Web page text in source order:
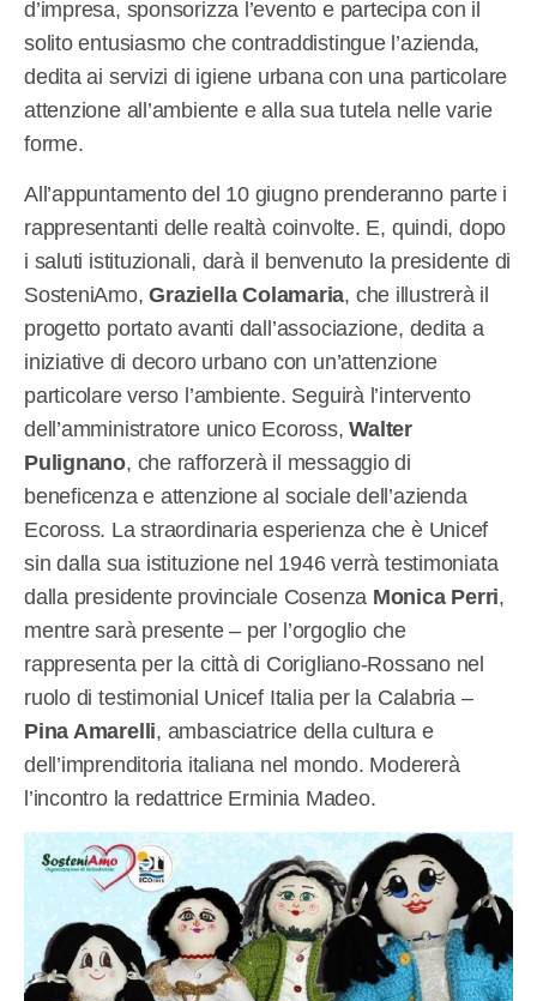
d’impresa, sponsorizza l’evento e partecipa con il
solito entusiasmo che contraddistingue l’azienda,
dedita ai servizi di igiene urbana con una particolare
attenzione all’ambiente e alla sua tutela nelle varie
forme.
All’appuntamento del 10 giugno prenderanno parte i
rappresentanti delle realtà coinvolte. E, quindi, dopo
i saluti istituzionali, darà il benvenuto la presidente di
SosteniAmo,Graziella Colamaria, che illustrerà il
progetto portato avanti dall’associazione, dedita a
iniziative di decoro urbano con un’attenzione
particolare verso l’ambiente. Seguirà l’intervento
dell’amministratore unico Ecoross,Walter
Pulignano, che rafforzerà il messaggio di
beneficenza e attenzione al sociale dell’azienda
Ecoross. La straordinaria esperienza che è Unicef
sin dalla sua istituzione nel 1946 verrà testimoniata
dalla presidente provinciale Cosenza Monica Perri,
mentre sarà presente ‒ per l’orgoglio che
rappresenta per la città di Corigliano-Rossano nel
ruolo di testimonial Unicef Italia per la Calabria ‒
Pina Amarelli, ambasciatrice della cultura e
dell’imprenditoria italiana nel mondo. Modererà
l’incontro la redattrice Erminia Madeo.